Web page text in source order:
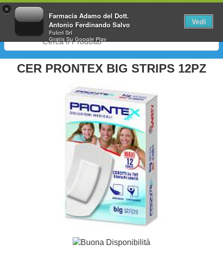
×
Farmacia Adamo del Dott.
Antonio Ferdinando Salvo
Fulcri Srl
GratisSu Google Play
Vedi
0
CER PRONTEX BIG STRIPS 12PZ
Buona Disponibilità